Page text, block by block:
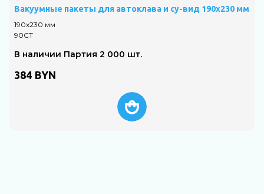
Вакуумные пакеты для автоклава и су-вид 190х230 мм
190х230 мм
90СТ
В наличии Партия 2 000 шт.
384 BYN